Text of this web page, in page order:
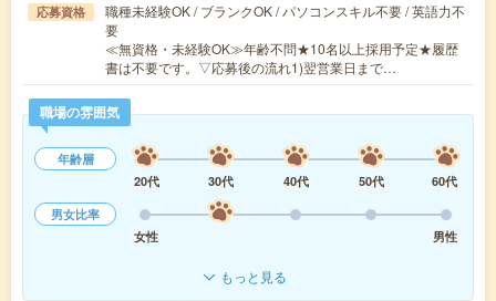
応募資格
職種未経験OK / ブランクOK / パソコンスキル不要 / 英語力不
要
≪無資格・未経験OK≫年齢不問★10名以上採用予定★履歴
書は不要です。▽応募後の流れ1)翌営業日まで…
職場の雰囲気
年齢層
20代
30代 40代 50代
60代
男女比率
女性
男性
もっと見る